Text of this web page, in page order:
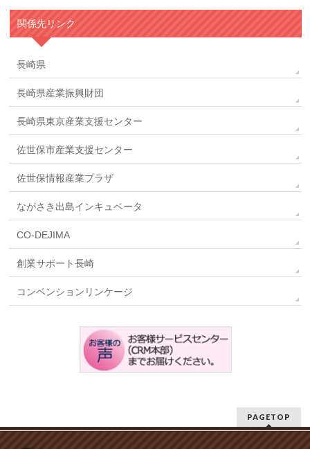
関係先リンク
長崎県
長崎県産業振興財団
長崎県東京産業支援センター
佐世保市産業支援センター
佐世保情報産業プラザ
ながさき出島インキュベータ
CO-DEJIMA
創業サポート長崎
コンベンションリンケージ
PAGETOP